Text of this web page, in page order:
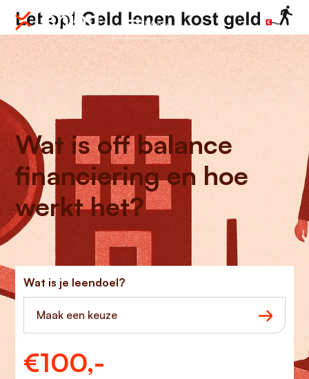
Menu
Wat is off balance
financiering en hoe
werkt het?
Wat is je leendoel?
Maak een keuze
€100,-
Hoeveel wilt u lenen?